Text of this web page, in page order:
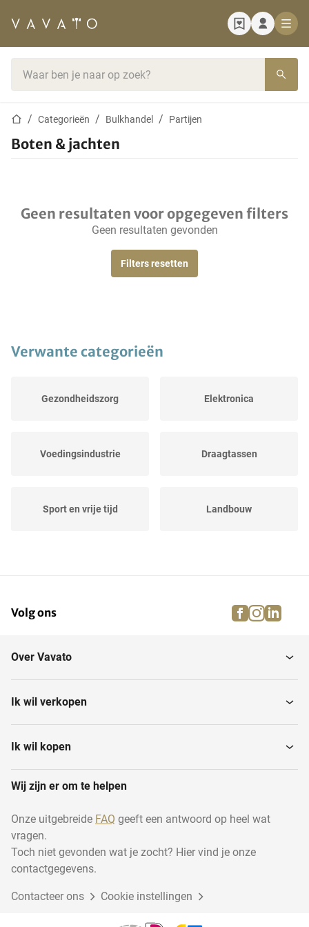
StartpaginaCategorieën Bulkhandel Partijen
Boten & jachten
Geen resultaten voor opgegeven filters
Geen resultaten gevonden
Filters resetten
Verwante categorieën
Gezondheidszorg Elektronica
Voedingsindustrie Draagtassen
Sport en vrije tijd Landbouw
Brandweermaterialen Muziekinstrumenten
Disposables
Duurzame energie
Cadeauverpakkingen Garage inventaris
Volg ons facebook
Over Vavato
Ik wil verkopen
Ik wil kopen
Wij zijn er om te helpen
Onze uitgebreide FAQ geeft een antwoord op heel wat
vragen.
Toch niet gevonden wat je zocht? Hier vind je onze
contactgegevens.
Contacteer ons Cookie instellingen